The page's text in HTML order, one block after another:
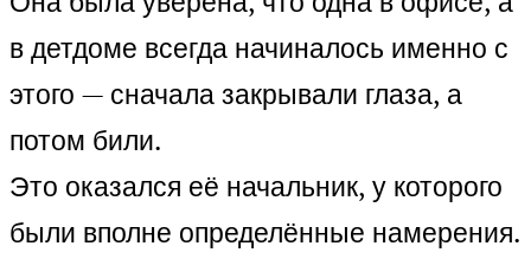
в детдоме всегда начиналось именно с
этого — сначала закрывали глаза, а
потом били.
Это оказался её начальник, у которого
были вполне определённые намерения.